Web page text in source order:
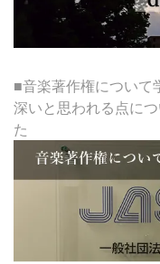
■音楽著作権について
深いと思われる点に
た